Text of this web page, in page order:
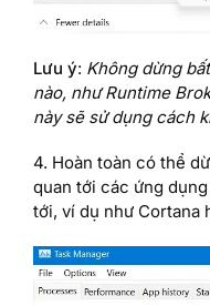
Lưu ý: Không dừng
nào, như Runtime
này sẽ sử dụng cách
4. Hoàn toàn có thể
quan tới các ứng
tới, ví dụ như Cortana